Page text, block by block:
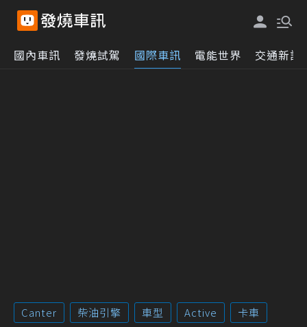
國內車訊 發燒試駕 國際車訊 電能世界 交通新訊
Canter 柴油引擎 車型 Active 卡車